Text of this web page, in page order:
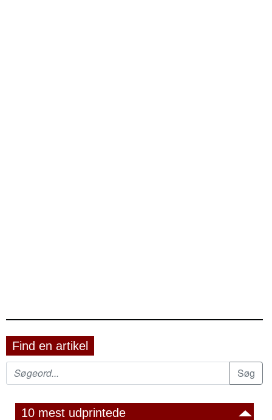
Find en artikel
10 mest udprintede